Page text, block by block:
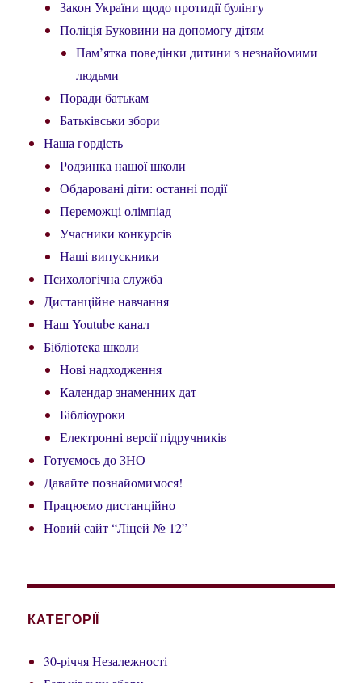
Закон України щодо протидії булінгу
Поліція Буковини на допомогу дітям
Пам’ятка поведінки дитини з незнайомими
людьми
Поради батькам
Батьківськи збори
Наша гордість
Родзинка нашої школи
Обдаровані діти: останні події
Переможці олімпіад
Учасники конкурсів
Наші випускники
Психологічна служба
Дистанційне навчання
Наш Youtube канал
Бібліотека школи
Нові надходження
Календар знаменних дат
Бібліоуроки
Електронні версії підручників
Готуємось до ЗНО
Давайте познайомимося!
Працюємо дистанційно
Новий сайт “Ліцей № 12”
КАТЕГОРІЇ
30-річчя Незалежності